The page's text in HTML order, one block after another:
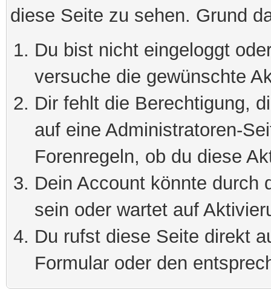
diese Seite zu sehen. Grund
Du bist nicht eingeloggt
versuche die gewünschte
Dir fehlt die Berechtigung,
auf eine Administratoren-
Forenregeln, ob du diese
Dein Account könnte durch
sein oder wartet auf
Du rufst diese Seite direkt
Formular oder den